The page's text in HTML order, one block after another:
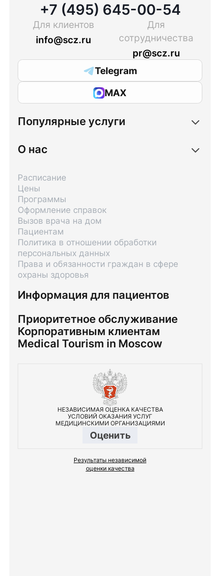
+7 (495) 645-00-54
Для клиентов
info@scz.ru
Для
сотрудничества
pr@scz.ru
Telegram
MAX
Популярные услуги
О нас
Информация для пациентов
Расписание
Цены
Программы
Оформление справок
Вызов врача на дом
Пациентам
Политика в отношении обработки
персональных данных
Права и обязанности граждан в сфере
охраны здоровья
Приоритетное обслуживание
Корпоративным клиентам
Medical Tourism in Moscow
НЕЗАВИСИМАЯ ОЦЕНКА КАЧЕСТВА
УСЛОВИЙ ОКАЗАНИЯ УСЛУГ
МЕДИЦИНСКИМИ ОРГАНИЗАЦИЯМИ
Оценить
Результаты независимой
оценки качества